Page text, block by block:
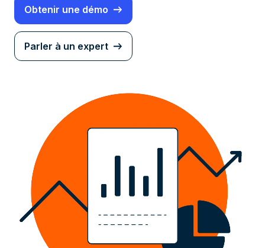
Obtenir une démo
Parler à un expert